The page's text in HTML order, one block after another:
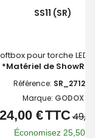
SS11 (SR)
pour torche LED
*Matériel de ShowRoom
Référence: SR_271201
Marque: GODOX
Prix
Prix
de
24,00 €TTC49,50
Économisez 25,50 €